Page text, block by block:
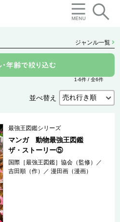
ジャンル一覧
1-6件 / 全6件
並べ替え
最強王図鑑シリーズ
マンガ 動物最強王図鑑
ザ・ストーリー⑤
国際［最強王図鑑］協会（監修）
／
吉田順（作）
／漫田画（漫画）